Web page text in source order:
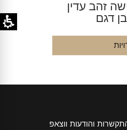
זהב לאישה
דגם MK4642
₪599
והודעות ווצאפ